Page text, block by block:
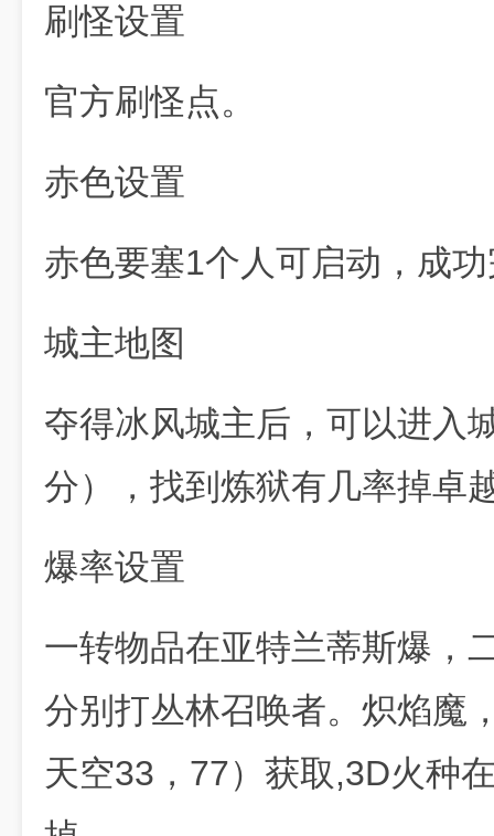
刷怪设置
官方刷怪点。
赤色设置
赤色要塞1个人可启动，成
城主地图
夺得冰风城主后，可以进入
分），找到炼狱有几率掉卓
爆率设置
一转物品在亚特兰蒂斯爆，
分别打丛林召唤者。炽焰魔
天空33，77）获取,3D火种